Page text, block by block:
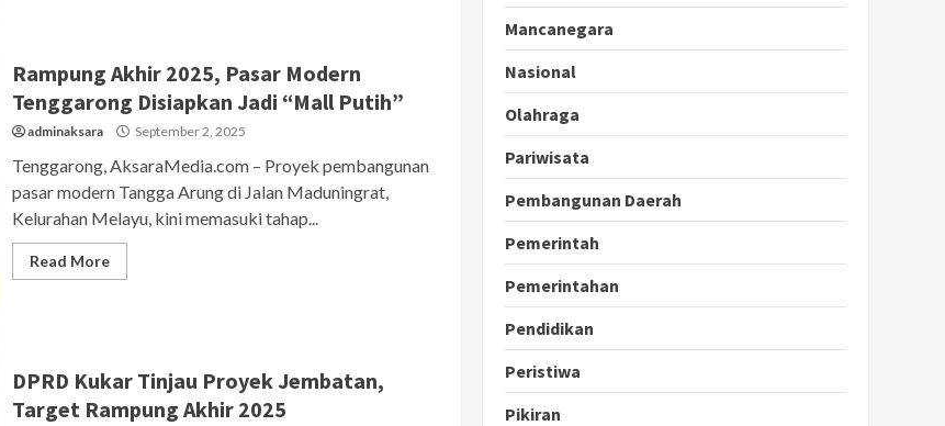
Rampung Akhir 2025, Pasar Modern
Tenggarong Disiapkan Jadi “Mall Putih”
adminaksara September 2, 2025
Tenggarong, AksaraMedia.com – Proyek pembangunan
pasar modern Tangga Arung di Jalan Maduningrat,
Kelurahan Melayu, kini memasuki tahap...
Read More
DPRD Kukar Tinjau Proyek Jembatan,
Target Rampung Akhir 2025
Mancanegara
Nasional
Olahraga
Pariwisata
Pembangunan Daerah
Pemerintah
Pemerintahan
Pendidikan
Peristiwa
Pikiran